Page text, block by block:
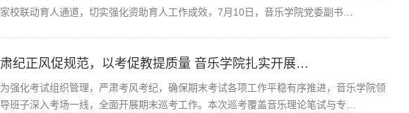
家校联动育人通道，切实强化资助育人工作成效，7月10日，音乐学院党委副书…
肃纪正风促规范，以考促教提质量 音乐学院扎实开展…
为强化考试组织管理，严肃考风考纪，确保期末考试各项工作平稳有序推进，音乐学院领
导班子深入考场一线，全面开展期末巡考工作。本次巡考覆盖音乐理论笔试与专…